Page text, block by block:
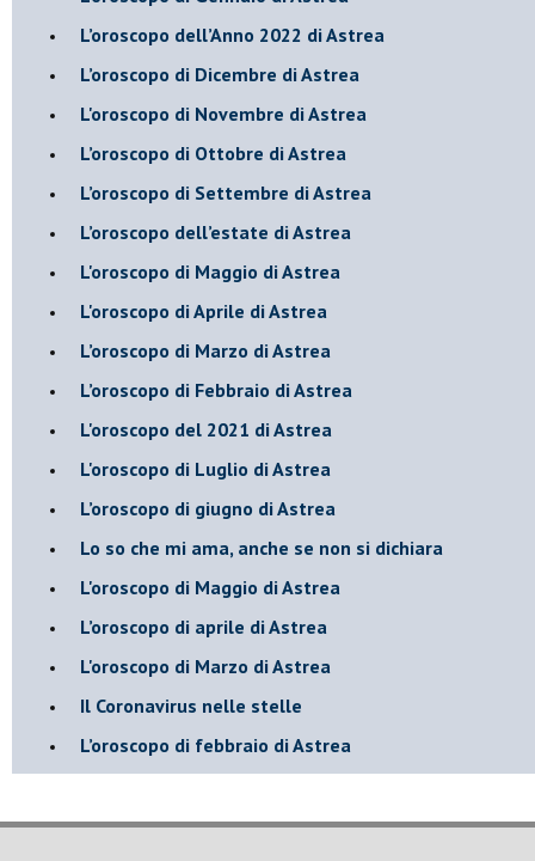
​L’oroscopo dell’Anno 2022 di Astrea
​L’oroscopo di Dicembre di Astrea
L'oroscopo di Novembre di Astrea
​L’oroscopo di Ottobre di Astrea
​L’oroscopo di Settembre di Astrea
L’oroscopo dell’estate di Astrea
L'oroscopo di Maggio di Astrea
L'oroscopo di Aprile di Astrea
​L’oroscopo di Marzo di Astrea
​L’oroscopo di Febbraio di Astrea
L'oroscopo del 2021 di Astrea
L'oroscopo di Luglio di Astrea
​L’oroscopo di giugno di Astrea
​Lo so che mi ama, anche se non si dichiara
L'oroscopo di Maggio di Astrea
​L’oroscopo di aprile di Astrea
L'oroscopo di Marzo di Astrea
Il Coronavirus nelle stelle
​L’oroscopo di febbraio di Astrea